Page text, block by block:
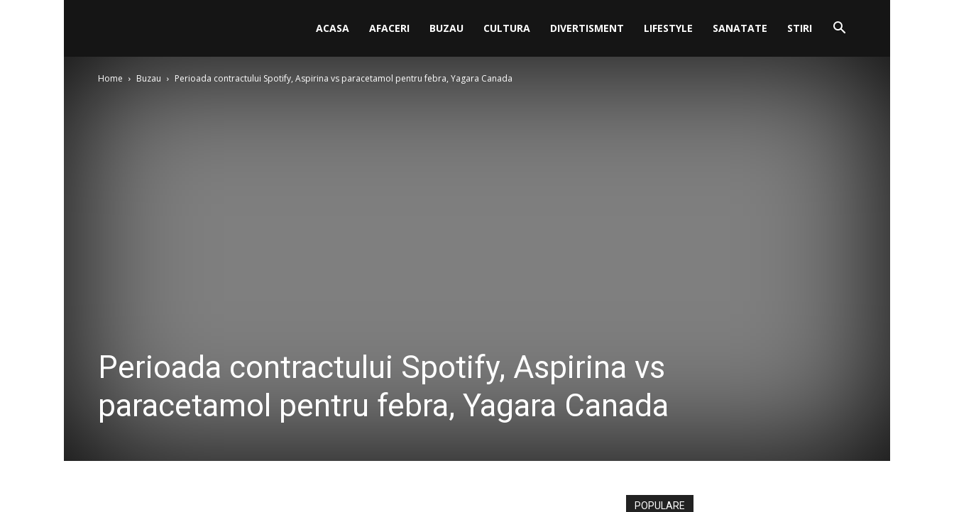
ACASA AFACERI BUZAU CULTURA DIVERTISMENT LIFESTYLE SANATATE STIRI
Home Buzau Perioada contractului Spotify, Aspirina vs paracetamol pentru febra, Yagara Canada
Perioada contractului Spotify, Aspirina vs
paracetamol pentru febra, Yagara Canada
POPULARE